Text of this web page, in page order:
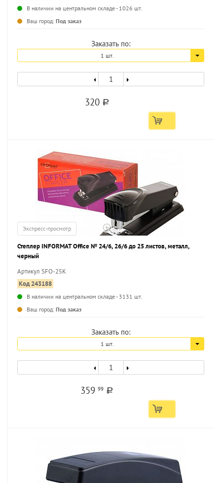
В наличии на центральном складе - 1026 шт.
Ваш город: Под заказ
Заказать по:
1 шт.
320 a
Экспресс-просмотр
Степлер INFORMAT Office № 24/6, 26/6 до 25 листов, металл,
черный
Артикул SFO-25K
Код 243188
В наличии на центральном складе - 3131 шт.
Ваш город: Под заказ
Заказать по:
1 шт.
35999 a